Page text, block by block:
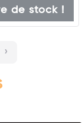
de stock !